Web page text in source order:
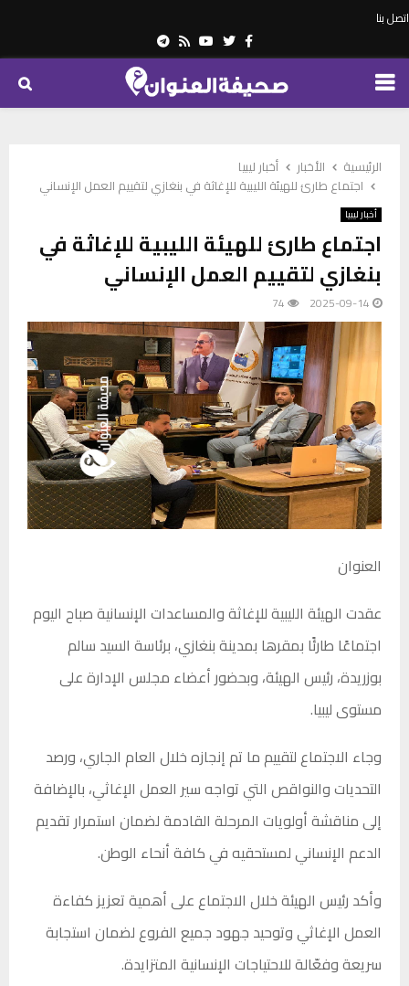
اتصل بنا
Facebook
Twitter
Youtube
Rss
Telegram
PRIMARY
الرئيسية الأخبار
أخبار ليبيا
اجتماع طارئ للهيئة الليبية للإغاثة في بنغازي لتقييم العمل الإنساني
أخبار ليبيا
اجتماع طارئ للهيئة الليبية للإغاثة في
بنغازي لتقييم العمل الإنساني
2025-09-14
74
العنوان
عقدت الهيئة الليبية للإغاثة والمساعدات الإنسانية صباح اليوم
اجتماعًا طارئًا بمقرها بمدينة بنغازي، برئاسة السيد سالم
بوزريدة، رئيس الهيئة، وبحضور أعضاء مجلس الإدارة على
مستوى ليبيا.
وجاء الاجتماع لتقييم ما تم إنجازه خلال العام الجاري، ورصد
التحديات والنواقص التي تواجه سير العمل الإغاثي، بالإضافة
إلى مناقشة أولويات المرحلة القادمة لضمان استمرار تقديم
الدعم الإنساني لمستحقيه في كافة أنحاء الوطن.
وأكد رئيس الهيئة خلال الاجتماع على أهمية تعزيز كفاءة
العمل الإغاثي وتوحيد جهود جميع الفروع لضمان استجابة
سريعة وفعّالة للاحتياجات الإنسانية المتزايدة.